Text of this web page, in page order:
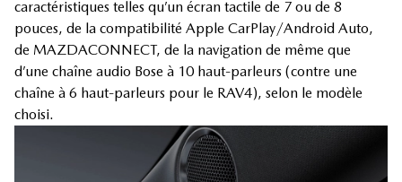
caractéristiques telles qu’un écran tactile de 7 ou de 8
pouces, de la compatibilité Apple CarPlay/Android Auto,
de MAZDACONNECT, de la navigation de même que
d’une chaîne audio Bose à 10 haut-parleurs (contre une
chaîne à 6 haut-parleurs pour le RAV4), selon le modèle
choisi.